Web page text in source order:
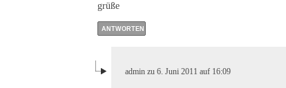
grüße
ANTWORTEN
admin zu 6. Juni 2011 auf 16:09